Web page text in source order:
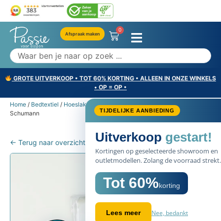
Afspraak maken
0
GROTE UITVERKOOP • TOT 60% KORTING • ALLEEN IN ONZE WINKELS
• OP = OP •
TIJDELIJKE AANBIEDING
Uitverkoop gestart!
Kortingen op geselecteerde showroom en
outletmodellen. Zolang de voorraad strekt.
Tot 60%korting
Lees meer Nee, bedankt
Home / Bedtextiel / Hoeslakens / Emperior Silk Dekbedovertrek –
Schumann
← Terug naar overzicht